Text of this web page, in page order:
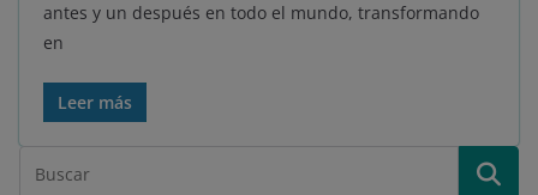
antes y un después en todo el mundo, transformando
en
Leer más